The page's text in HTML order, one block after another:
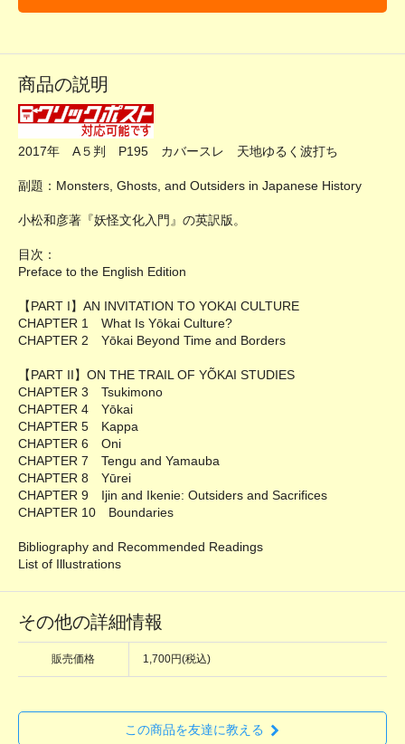
商品の説明
2017年 A５判 P195 カバースレ 天地ゆるく波打ち
副題：Monsters, Ghosts, and Outsiders in Japanese History
小松和彦著『妖怪文化入門』の英訳版。
目次：
Preface to the English Edition
【PART I】AN INVITATION TO YOKAI CULTURE
CHAPTER 1 What Is Yōkai Culture?
CHAPTER 2 Yōkai Beyond Time and Borders
【PART II】ON THE TRAIL OF YÕΚΑΙ STUDIES
CHAPTER 3 Tsukimono
CHAPTER 4 Yōkai
CHAPTER 5 Kappa
CHAPTER 6 Oni
CHAPTER 7 Tengu and Yamauba
CHAPTER 8 Yūrei
CHAPTER 9 Ijin and Ikenie: Outsiders and Sacrifices
CHAPTER 10 Boundaries
Bibliography and Recommended Readings
List of Illustrations
その他の詳細情報
販売価格 1,700円(税込)
この商品を友達に教える